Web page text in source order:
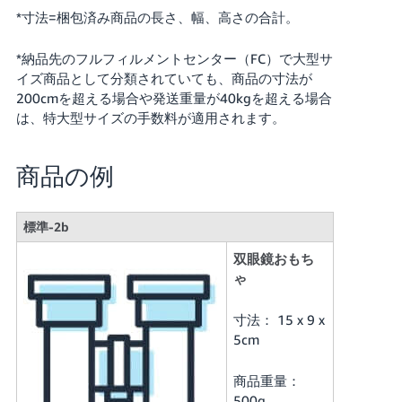
*寸法=梱包済み商品の長さ、幅、高さの合計。
*納品先のフルフィルメントセンター（FC）で大型サ
イズ商品として分類されていても、商品の寸法が
200cmを超える場合や発送重量が40kgを超える場合
は、特大型サイズの手数料が適用されます。
商品の例
標準-2b
双眼鏡おもち
ゃ
寸法： 15 x 9 x
5cm
商品重量：